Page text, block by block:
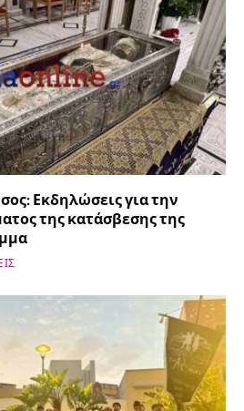
Εκδηλώσεις για την
της κατάσβεσης της